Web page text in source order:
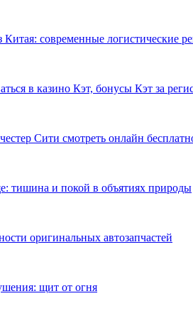
Китая: современные логистические
в казино Кэт, бонусы Кэт за
Сити смотреть онлайн
тишина и покой в объятиях природы
оригинальных автозапчастей
щит от огня